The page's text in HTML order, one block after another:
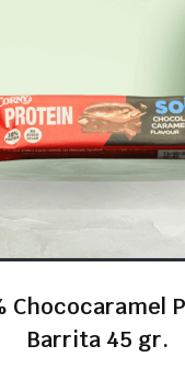
Chococaramel
Barrita 45 gr.